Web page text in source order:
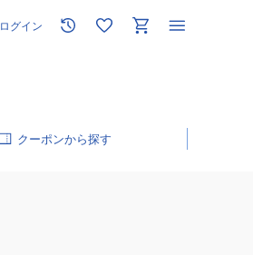
ログイン
クーポン